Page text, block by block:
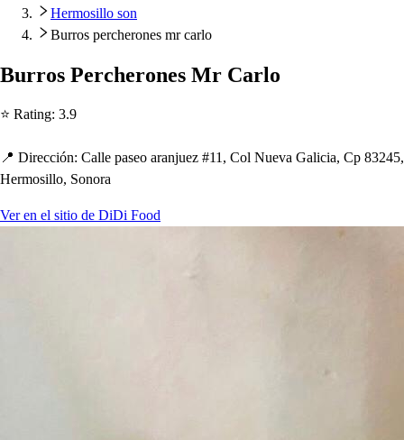
Hermosillo son
Burros percherones mr carlo
Burros Percherones Mr Carlo
⭐ Rating: 3.9
📍 Dirección: Calle paseo aranjuez #11, Col Nueva Galicia, Cp 83245,
Hermosillo, Sonora
Ver en el sitio de DiDi Food